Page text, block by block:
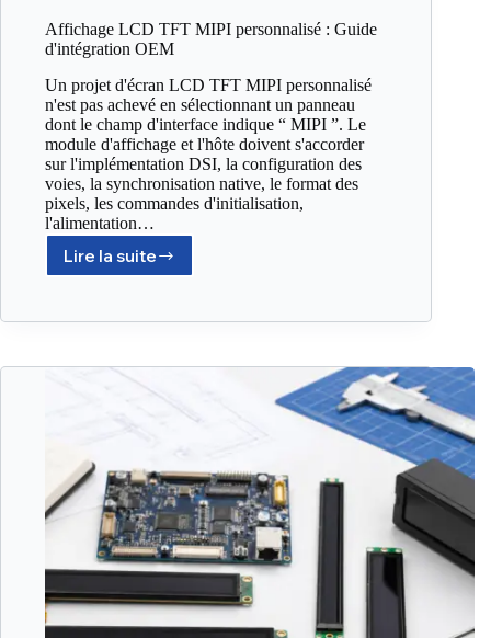
Affichage LCD TFT MIPI personnalisé : Guide
d'intégration OEM
Un projet d'écran LCD TFT MIPI personnalisé
n'est pas achevé en sélectionnant un panneau
dont le champ d'interface indique “ MIPI ”. Le
module d'affichage et l'hôte doivent s'accorder
sur l'implémentation DSI, la configuration des
voies, la synchronisation native, le format des
pixels, les commandes d'initialisation,
l'alimentation…
Lire la suite